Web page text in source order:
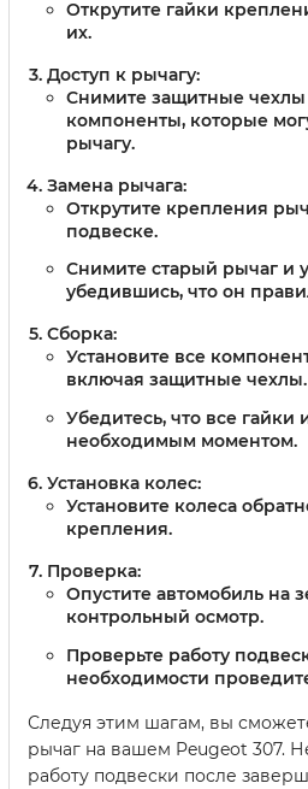
Открутите гайки
их.
Доступ к рычагу:
Снимите защитные чехлы
компоненты, которые
рычагу.
Замена рычага:
Открутите крепления
подвеске.
Снимите старый рычаг и
убедившись, что он
Сборка:
Установите все
включая защитные чехлы.
Убедитесь, что все гайки
необходимым моментом.
Установка колес:
Установите колеса
крепления.
Проверка:
Опустите автомобиль на
контрольный осмотр.
Проверьте работу
необходимости
Следуя этим шагам, вы
рычаг на вашем Peugeot 307.
работу подвески после